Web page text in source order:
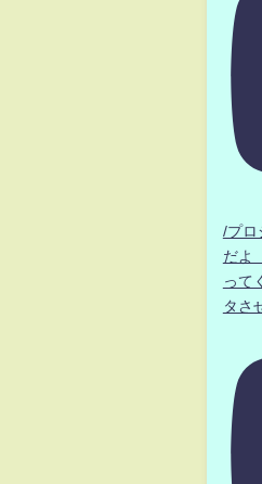
/プ
だよ
って
タさ